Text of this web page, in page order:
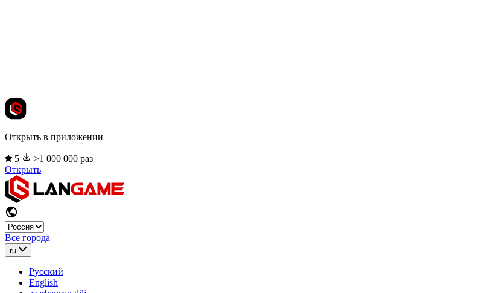
Открыть в приложении
5
>1 000 000 раз
Открыть
Все города
ru
Русский
English